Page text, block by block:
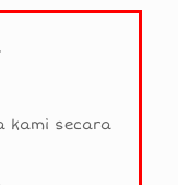
kami secara